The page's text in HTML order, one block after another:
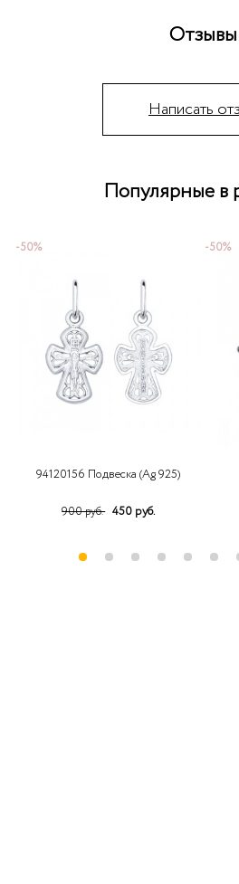
Отзывы
Написать
Популярные в
-50%
94120156 Подвеска (Ag 925)
900 руб. 450 руб.
-50%